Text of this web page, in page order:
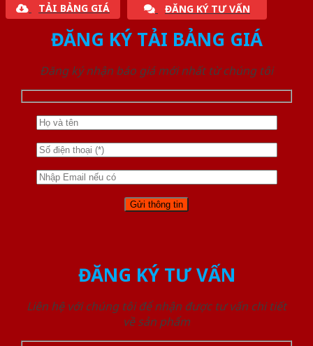
TẢI BẢNG GIÁ ĐĂNG KÝ TƯ VẤN
ĐĂNG KÝ TẢI BẢNG GIÁ
Đăng ký nhận báo giá mới nhất từ chúng tôi
ĐĂNG KÝ TƯ VẤN
Liên hệ với chúng tôi để nhận được tư vấn chi tiết
về sản phẩm